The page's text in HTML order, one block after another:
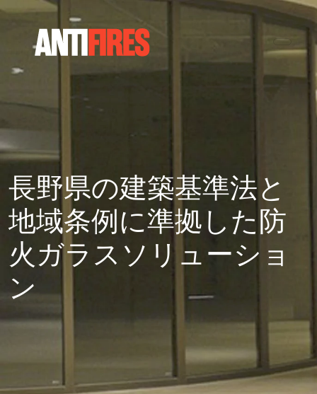
長野県の建築基準法と
地域条例に準拠した防
火ガラスソリューショ
ン